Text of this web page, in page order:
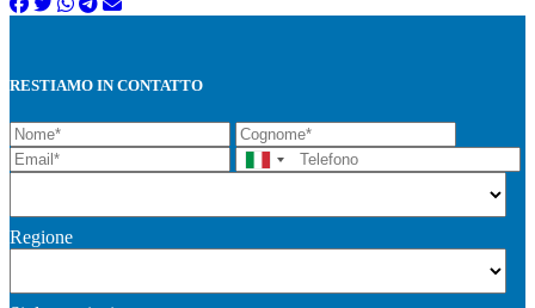
RESTIAMO IN CONTATTO
Regione